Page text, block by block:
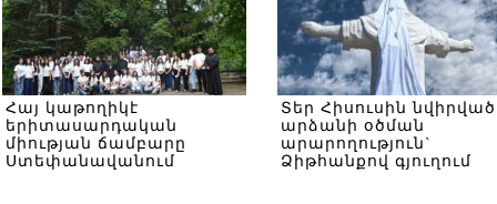
Հայ կաթողիկէ
երիտասարդական
միության ճամբարը
Ստեփանավանում
Տեր Հիսուսին նվիրված
արձանի օծման
արարողություն`
Ձիթհանքով գյուղում